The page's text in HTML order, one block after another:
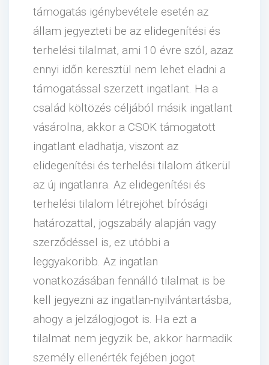
támogatás igénybevétele esetén az
állam jegyezteti be az elidegenítési és
terhelési tilalmat, ami 10 évre szól, azaz
ennyi időn keresztül nem lehet eladni a
támogatással szerzett ingatlant. Ha a
család költözés céljából másik ingatlant
vásárolna, akkor a CSOK támogatott
ingatlant eladhatja, viszont az
elidegenítési és terhelési tilalom átkerül
az új ingatlanra. Az elidegenítési és
terhelési tilalom létrejöhet bírósági
határozattal, jogszabály alapján vagy
szerződéssel is, ez utóbbi a
leggyakoribb. Az ingatlan
vonatkozásában fennálló tilalmat is be
kell jegyezni az ingatlan-nyilvántartásba,
ahogy a jelzálogjogot is. Ha ezt a
tilalmat nem jegyzik be, akkor harmadik
személy ellenérték fejében jogot